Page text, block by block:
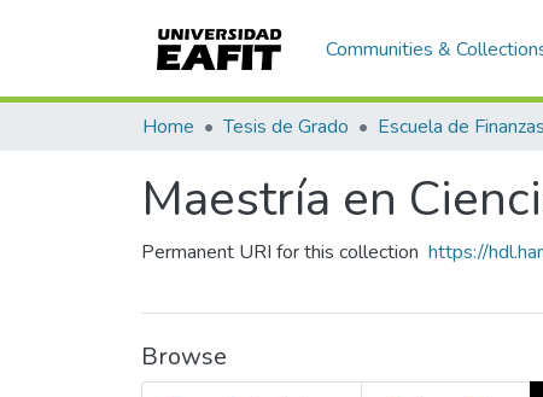
Communities &
Home Tesis de Grado
Maestría en
Permanent URI for this collection https://
Browse